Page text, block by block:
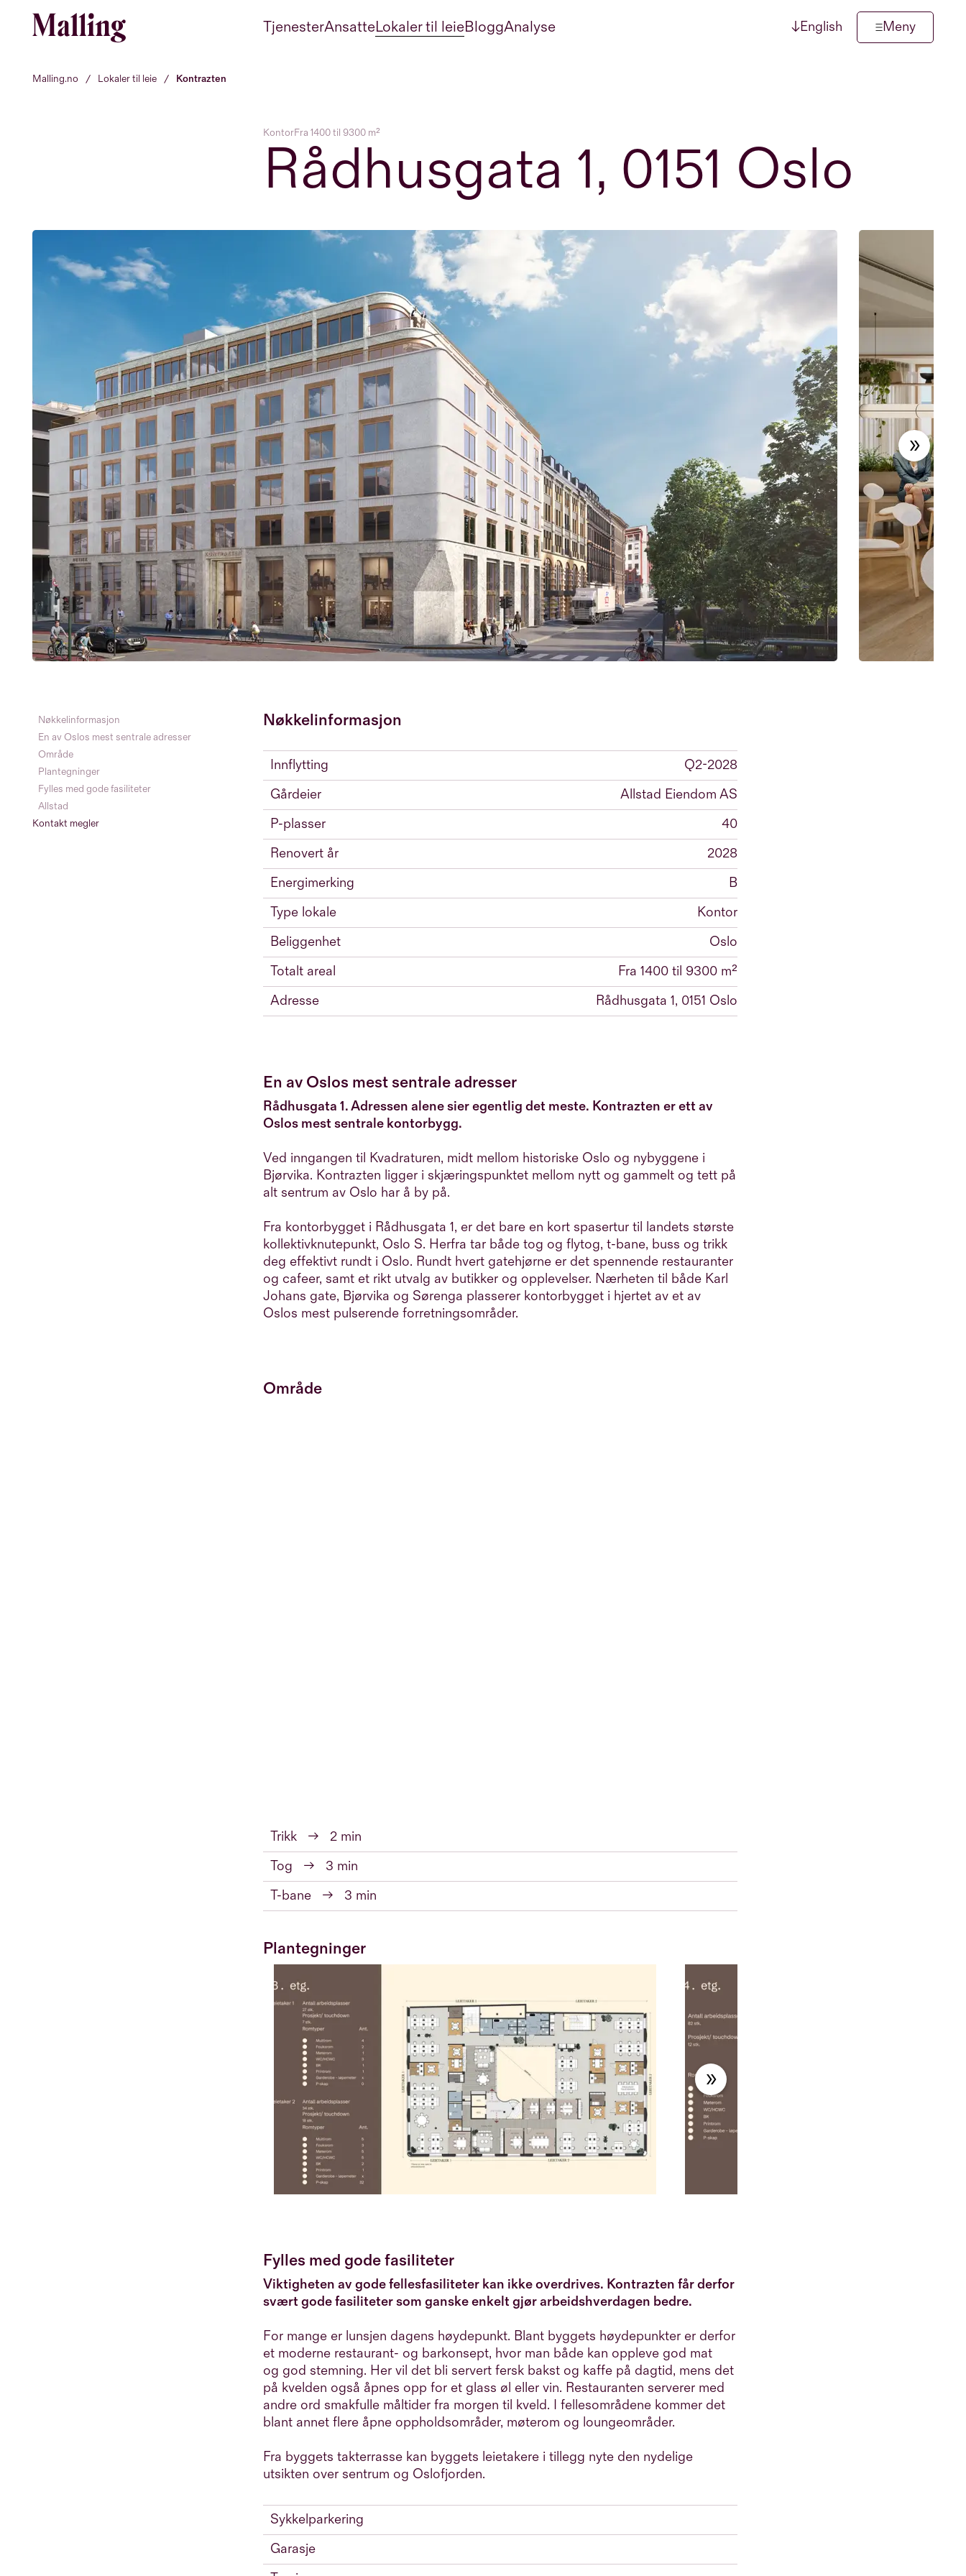
Hopp til innhold TjenesterAnsatteLokaler til leieBloggAnalyse ↓English Meny
Malling.no / Lokaler til leie / Kontrazten
KontorFra 1400 til 9300 m²
Rådhusgata 1, 0151 Oslo
Nøkkelinformasjon
En av Oslos mest sentrale adresser
Område
Plantegninger
Fylles med gode fasiliteter
Allstad
Kontakt megler
Nøkkelinformasjon
Innflytting
Q2-2028
Gårdeier
Allstad Eiendom AS
P-plasser
40
Renovert år
2028
Energimerking
B
Type lokale
Kontor
Beliggenhet
Oslo
Totalt areal
Fra 1400 til 9300 m²
Adresse
Rådhusgata 1, 0151 Oslo
En av Oslos mest sentrale adresser
Rådhusgata 1. Adressen alene sier egentlig det meste. Kontrazten er ett av
Oslos mest sentrale kontorbygg.
Ved inngangen til Kvadraturen, midt mellom historiske Oslo og nybyggene i
Bjørvika. Kontrazten ligger i skjæringspunktet mellom nytt og gammelt og tett på
alt sentrum av Oslo har å by på.
Fra kontorbygget i Rådhusgata 1, er det bare en kort spasertur til landets største
kollektivknutepunkt, Oslo S. Herfra tar både tog og flytog, t-bane, buss og trikk
deg effektivt rundt i Oslo. Rundt hvert gatehjørne er det spennende restauranter
og cafeer, samt et rikt utvalg av butikker og opplevelser. Nærheten til både Karl
Johans gate, Bjørvika og Sørenga plasserer kontorbygget i hjertet av et av
Oslos mest pulserende forretningsområder.
Område
Trikk →
2 min
Tog
→
3 min
T-bane
→ 3 min
Plantegninger
Fylles med gode fasiliteter
Viktigheten av gode fellesfasiliteter kan ikke overdrives. Kontrazten får derfor
svært gode fasiliteter som ganske enkelt gjør arbeidshverdagen bedre.
For mange er lunsjen dagens høydepunkt. Blant byggets høydepunkter er derfor
et moderne restaurant- og barkonsept, hvor man både kan oppleve god mat
og god stemning. Her vil det bli servert fersk bakst og kaffe på dagtid, mens det
på kvelden også åpnes opp for et glass øl eller vin. Restauranten serverer med
andre ord smakfulle måltider fra morgen til kveld. I fellesområdene kommer det
blant annet flere åpne oppholdsområder, møterom og loungeområder.
Fra byggets takterrasse kan byggets leietakere i tillegg nyte den nydelige
utsikten over sentrum og Oslofjorden.
Sykkelparkering
Garasje